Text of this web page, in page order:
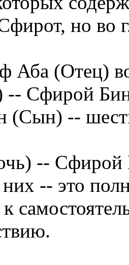
но во
Аба (Отец)
-- Сфирой
(Сын) --
-- Сфирой
-- это